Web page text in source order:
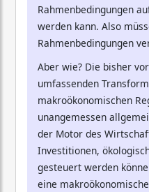
Rahmenbedingungen
werden kann. Also
Rahmenbedingungen
Aber wie? Die bisher
umfassenden
makroökonomischen
unangemessen
der Motor des
Investitionen,
gesteuert werden
eine